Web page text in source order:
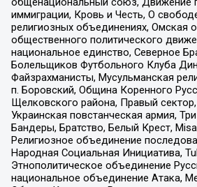
иммиграции, Кровь и Честь, О
религиозных объединениях, Омская
общественного политического
национальное единство, Северное
Болельщиков Футбольного Клуба
Файзрахманисты, Мусульманская
п. Боровский, Община Коренного
Щелковского района, Правый
Украинская повстанческая армия,
Бандеры, Братство, Белый Крест,
Религиозное объединение
Народная Социальная Инициатива,
Этнополитическое объединение
национальное объединение Атака,